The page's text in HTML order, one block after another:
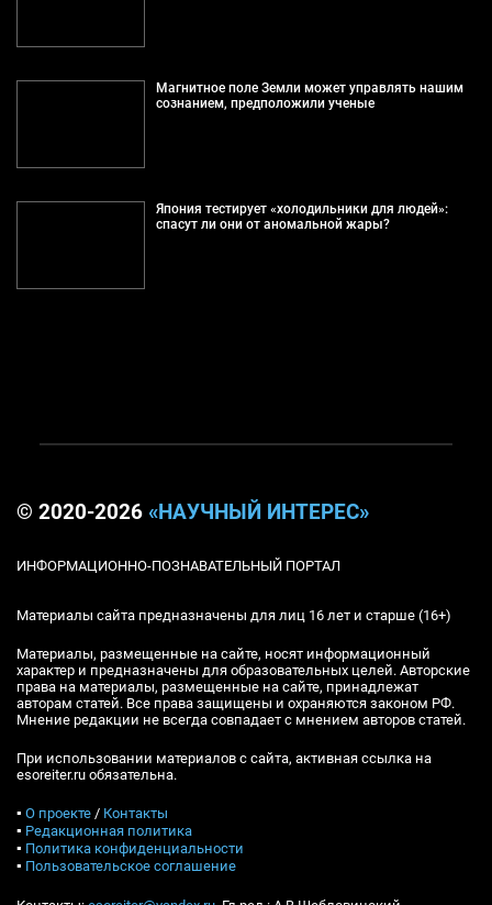
Магнитное поле Земли может управлять нашим
сознанием, предположили ученые
Япония тестирует «холодильники для людей»:
спасут ли они от аномальной жары?
© 2020-2026 «НАУЧНЫЙ ИНТЕРЕС»
ИНФОРМАЦИОННО-ПОЗНАВАТЕЛЬНЫЙ ПОРТАЛ
Материалы сайта предназначены для лиц 16 лет и старше (16+)
Материалы, размещенные на сайте, носят информационный
характер и предназначены для образовательных целей. Авторские
права на материалы, размещенные на сайте, принадлежат
авторам статей. Все права защищены и охраняются законом РФ.
Мнение редакции не всегда совпадает с мнением авторов статей.
При использовании материалов с сайта, активная ссылка на
esoreiter.ru обязательна.
▪ О проекте / Контакты
▪ Редакционная политика
▪ Политика конфиденциальности
▪ Пользовательское соглашение